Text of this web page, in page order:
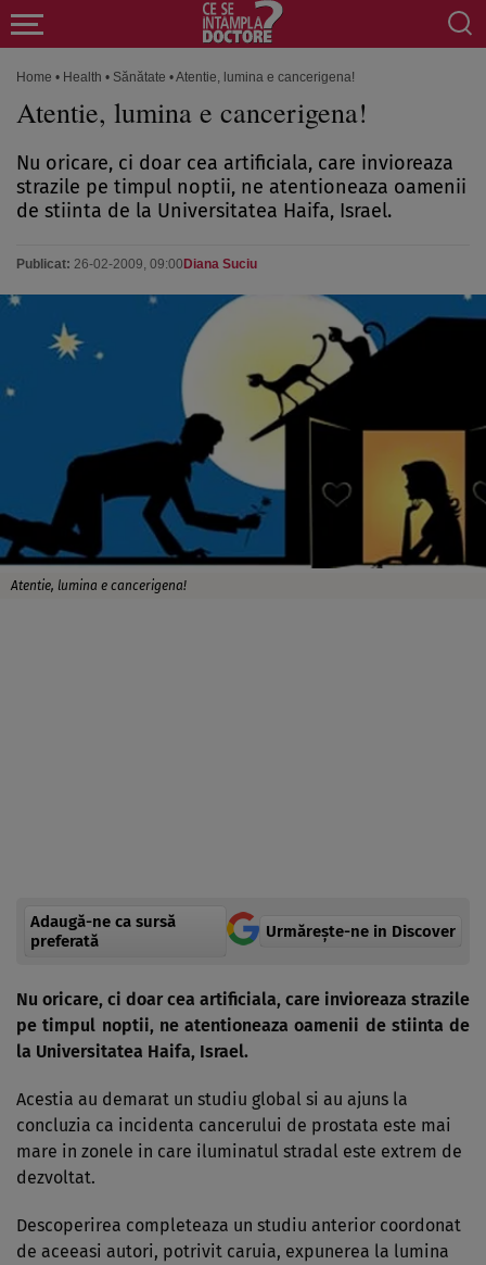
Home • Health • Sănătate •Atentie, lumina e cancerigena!
Atentie, lumina e cancerigena!
Nu oricare, ci doar cea artificiala, care invioreaza
strazile pe timpul noptii, ne atentioneaza oamenii
de stiinta de la Universitatea Haifa, Israel.
Publicat: 26-02-2009, 09:00 Diana Suciu
Atentie, lumina e cancerigena!
Adaugă-ne ca sursă
preferată
Urmărește-ne in Discover
Nu oricare, ci doar cea artificiala, care invioreaza strazile
pe timpul noptii, ne atentioneaza oamenii de stiinta de
la Universitatea Haifa, Israel.
Acestia au demarat un studiu global si au ajuns la
concluzia ca incidenta cancerului de prostata este mai
mare in zonele in care iluminatul stradal este extrem de
dezvoltat.
Descoperirea completeaza un studiu anterior coordonat
de aceeasi autori, potrivit caruia, expunerea la lumina